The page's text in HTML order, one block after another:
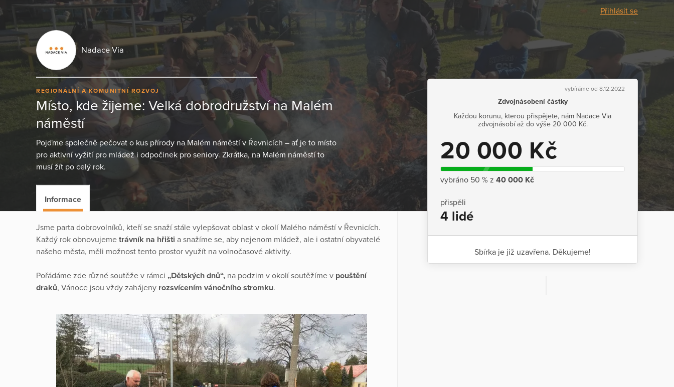
Přihlásit se
Nadace Via
REGIONÁLNÍ A KOMUNITNÍ ROZVOJ
Místo, kde žijeme: Velká dobrodružství na Malém
náměstí
Pojďme společně pečovat o kus přírody na Malém náměstí v Řevnicích – ať je to místo
pro aktivní vyžití pro mládež i odpočinek pro seniory. Zkrátka, na Malém náměstí to
musí žít po celý rok.
vybíráme od 8.12.2022
Zdvojnásobení částky
Každou korunu, kterou přispějete, nám Nadace Via
zdvojnásobí až do výše 20 000 Kč.
20 000 Kč
vybráno 50 % z 40 000 Kč
přispěli
4 lidé
Sbírka je již uzavřena. Děkujeme!
Informace
Jsme parta dobrovolníků, kteří se snaží stále vylepšovat oblast v okolí Malého náměstí v Řevnicích.
Každý rok obnovujeme trávník na hřišti a snažíme se, aby nejenom mládež, ale i ostatní obyvatelé
našeho města, měli možnost tento prostor využít na volnočasové aktivity.
Pořádáme zde různé soutěže v rámci „Dětských dnů“, na podzim v okolí soutěžíme v pouštění
draků, Vánoce jsou vždy zahájeny rozsvícením vánočního stromku.